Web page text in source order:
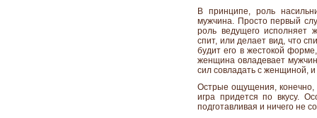
В принципе, роль
мужчина. Просто первый
роль ведущего исполняет
спит, или делает вид, что
будит его в жестокой
женщина овладевает
сил совладать с женщиной,
Острые ощущения, конечно,
игра придется по вкусу.
подготавливая и ничего не